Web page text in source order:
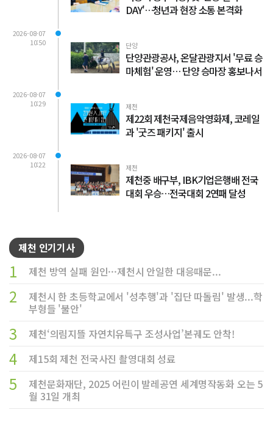
DAY'…청년과 현장 소통 본격화
2026-08-07
10:50
단양
단양관광공사, 온달관광지서 '무료 승
마체험' 운영… 단양 승마장 홍보나서
2026-08-07
10:29
제천
제22회 제천국제음악영화제, 코레일
과 '굿즈 패키지' 출시
2026-08-07
10:22
제천
제천중 배구부, IBK기업은행배 전국
대회 우승…전국대회 2연패 달성
제천 인기기사
1 제천 방역 실패 원인···제천시 안일한 대응때문...
2
제천시 한 초등학교에서 '성추행'과 '집단 따돌림' 발생...학
부형들 '불안'
3 제천‘의림지뜰 자연치유특구 조성사업’본궤도 안착!
4 제15회 제천 전국사진 촬영대회 성료
5
제천문화재단, 2025 어린이 발레공연 세계명작동화 오는 5
월 31일 개최